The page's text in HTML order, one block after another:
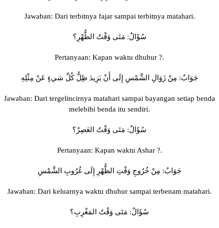
Jawaban: Dari terbitnya fajar sampai terbitnya matahari.
سُؤَالٌ: مَتَى وَقْتُ الظُّهْرِ؟
Pertanyaan: Kapan waktu dhuhur ?.
جَوَابٌ: مِنْ زَوَالِ الشَّمْسِ إِلَى أَنْ يَزِيدَ ظِلُّ كُلِّ شيءٍ عَنْ مِثْلِهِ
Jawaban: Dari tergelincirnya matahari sampai bayangan setiap benda
melebihi benda itu sendiri.
سُؤَالٌ: مَتَى وَقْتُ العَصِرْ؟
Pertanyaan: Kapan waktu Ashar ?.
جَوَابٌ: مِنْ خُرُوجِ وَقْتِ الظُّهْرِ إِلَى غُرُوبِ الشَّمْسِ
Jawaban: Dari keluarnya waktu dhuhur sampai terbenam matahari.
سُؤَالٌ: مَتَى وَقْتُ المَغْرِبِ؟